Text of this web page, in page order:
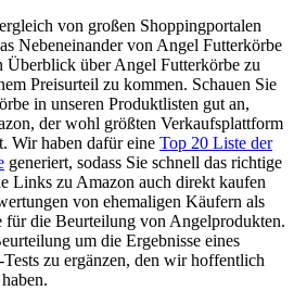
von großen Shoppingportalen
Nebeneinander von Angel Futterkörbe
Überblick über Angel Futterkörbe zu
Preisurteil zu kommen. Schauen Sie
in unseren Produktlisten gut an,
der wohl größten Verkaufsplattform
Wir haben dafür eine Top 20 Liste der
generiert, sodass Sie schnell das richtige
Links zu Amazon auch direkt kaufen
von ehemaligen Käufern als
für die Beurteilung von Angelprodukten.
um die Ergebnisse eines
zu ergänzen, den wir hoffentlich